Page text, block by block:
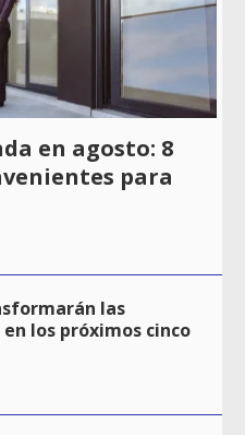
en agosto: 8
para
las
los próximos cinco